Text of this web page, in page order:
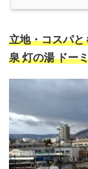
立地・コスパ
泉 灯の湯 ドー